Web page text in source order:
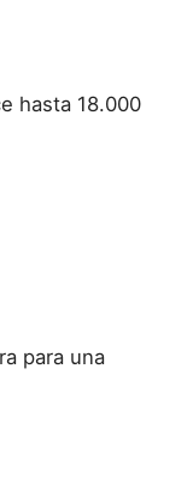
hasta 18.000
para una